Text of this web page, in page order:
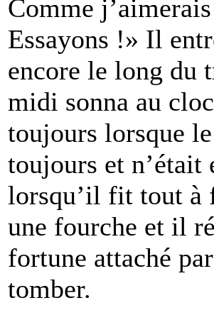
Comme
Essayons !» Il
encore le long du
midi sonna au
toujours lorsque
toujours et n’était
lorsqu’il fit tout à
une fourche et il
fortune attaché
tomber.